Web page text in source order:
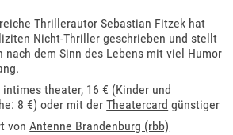
Thrillerautor Sebastian Fitzek hat
Nicht-Thriller geschrieben und stellt
nach dem Sinn des Lebens mit viel Humor
intimes theater, 16 € (Kinder und
8 €) oder mit derTheatercard günstiger
vonAntenne Brandenburg (rbb)